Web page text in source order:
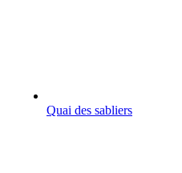
Quai des sabliers